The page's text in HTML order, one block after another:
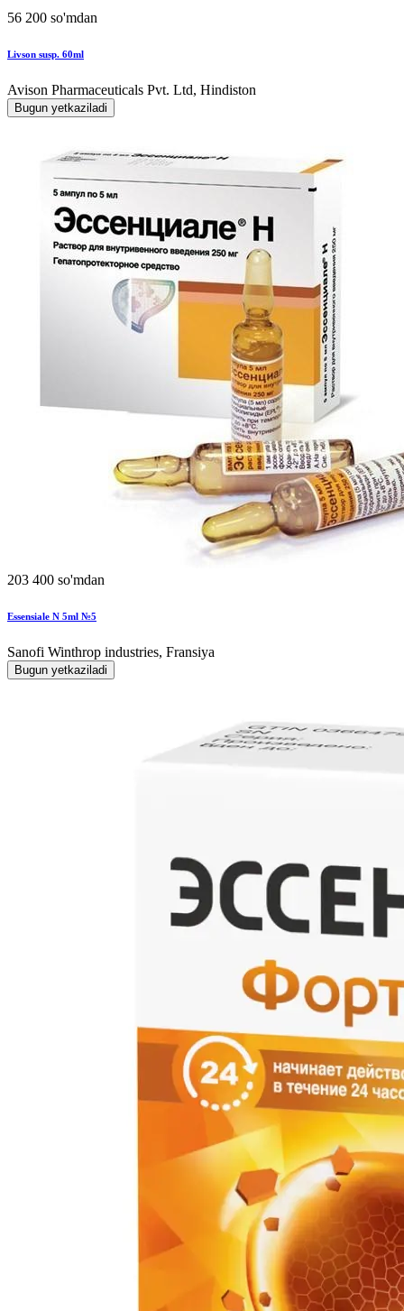
56 200 so'mdan
Livson susp. 60ml
Avison Pharmaceuticals Pvt. Ltd, Hindiston
Bugun yetkaziladi
203 400 so'mdan
Essensiale N 5ml №5
Sanofi Winthrop industries, Fransiya
Bugun yetkaziladi